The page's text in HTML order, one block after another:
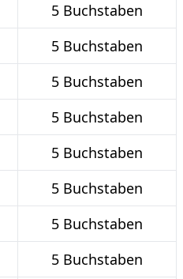
5 Buchstaben
5 Buchstaben
5 Buchstaben
5 Buchstaben
5 Buchstaben
5 Buchstaben
5 Buchstaben
5 Buchstaben